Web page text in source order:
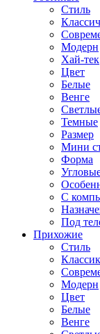
Стиль
Модерн
Хай-тек
Цвет
Белые
Венге
Темные
Размер
Мини
Форма
С
Под
Прихожие
Стиль
Модерн
Цвет
Белые
Венге